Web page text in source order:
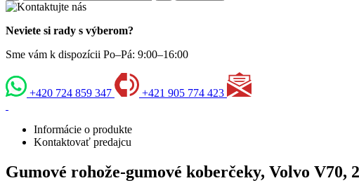
Neviete si rady s výberom?
Sme vám k dispozícii Po–Pá: 9:00–16:00
+420 724 859 347 +421 905 774 423
Informácie o produkte
Kontaktovať predajcu
Gumové rohože-gumové koberčeky, Volvo V70,